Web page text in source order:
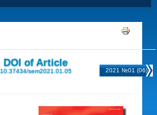
DOI of Article
10.37434/sem2021.01.05 2021 №01 (06)